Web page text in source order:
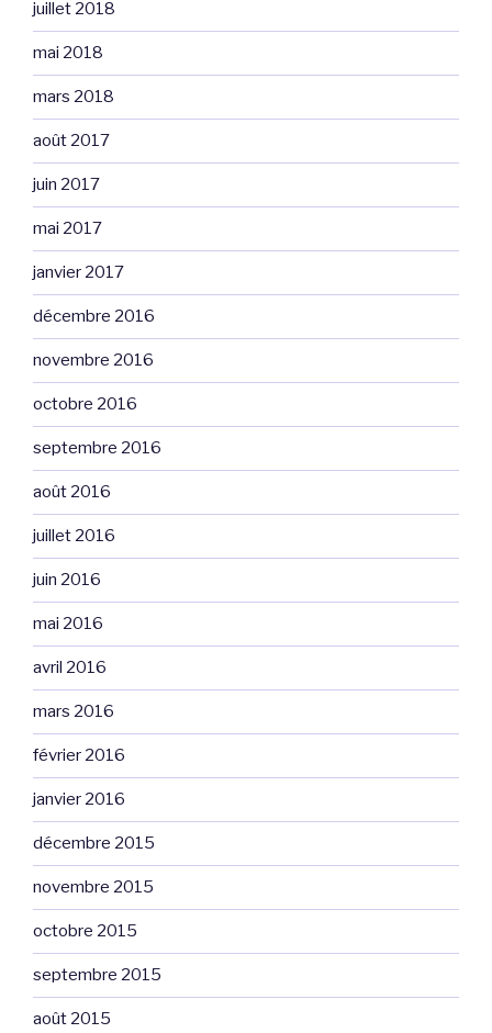
juillet 2018
mai 2018
mars 2018
août 2017
juin 2017
mai 2017
janvier 2017
décembre 2016
novembre 2016
octobre 2016
septembre 2016
août 2016
juillet 2016
juin 2016
mai 2016
avril 2016
mars 2016
février 2016
janvier 2016
décembre 2015
novembre 2015
octobre 2015
septembre 2015
août 2015